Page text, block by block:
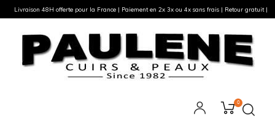
0
Livraison 48H offerte pour la France | Paiement en 2x 3x ou 4x sans frais | Retour gratuit |